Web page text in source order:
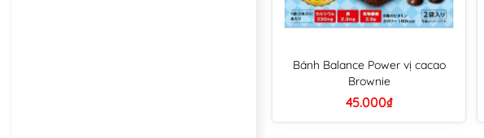
Bánh Balance Power vị cacao
Brownie
45.000₫